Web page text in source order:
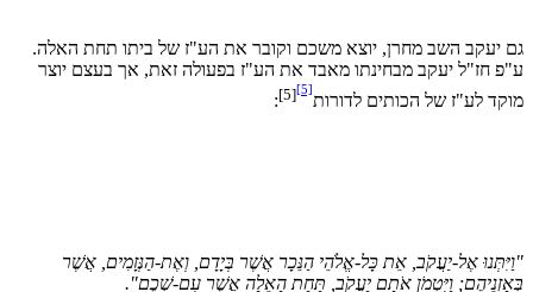
יעקב השב מחרן, יוצא משכם וקובר את הע"ז של ביתו תחת האלה.
חז"ל יעקב מבחינתו מאבד את הע"ז בפעולה זאת, אך בעצם יוצר
לע"ז של הכותים לדורות
[5]
:
אֶל-יַעֲקֹב, אֵת כָּל-אֱלֹהֵי הַנֵּכָר אֲשֶׁר בְּיָדָם, וְאֶת-הַנְּזָמִים, אֲשֶׁר
וַיִּטְמֹן אֹתָם יַעֲקֹב, תַּחַת הָאֵלָה אֲשֶׁר עִם-שְׁכֶם".